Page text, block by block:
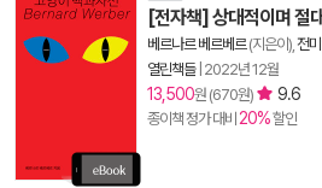
[전자책] 상대적이며 절
베르나르 베르베르(지은이), 전
열린책들| 2022년 12월
13,500원 (670원) 9.6
종이책 정가 대비 20%할인